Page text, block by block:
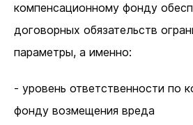
компенсационному фонду
договорных обязательств
параметры, а именно:
- уровень ответственности по
фонду возмещения вреда